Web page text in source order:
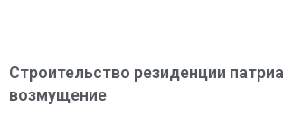
Строительство резиденции
возмущение